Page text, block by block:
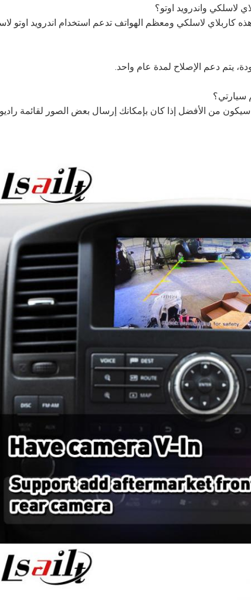
لاسلكي واندرويد اوتو؟
كاربلاي لاسلكي ومعظم الهواتف تدعم استخدام اندرويد اوتو
يتم دعم الإصلاح لمدة عام واحد.
سيارتي؟
من الأفضل إذا كان بإمكانك إرسال بعض الصور لقائمة